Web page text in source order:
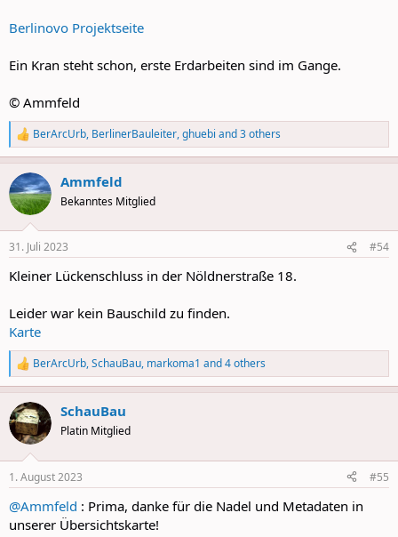
Berlinovo Projektseite
Ein Kran steht schon, erste Erdarbeiten sind im Gange.
© Ammfeld
R
e
a
c
t
i
s
BerArcUrb, BerlinerBauleiter,ghuebi and 3 others
Ammfeld
Bekanntes Mitglied
31. Juli 2023 #54
Kleiner Lückenschluss in der Nöldnerstraße 18.
Leider war kein Bauschild zu finden.
Karte
R
e
a
c
t
i
s
BerArcUrb,SchauBau, markoma1 and 4 others
SchauBau
Platin Mitglied
1. August 2023 #55
@Ammfeld : Prima, danke für die Nadel und Metadaten in
unserer Übersichtskarte!